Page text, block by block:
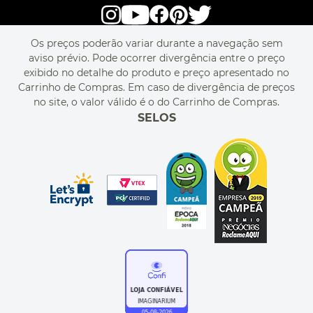
POLÍTICA DE PRIVACIDADE
PERGUNTAS FREQUENTES
MEU CADASTRO
MEU PEDIDO
CUPONS DE DESCONTO
RASTREIE O SEU PEDIDO
MAPA DO SITE
SEJA REVENDEDOR
LIVELO
alô alô IMG
Os preços poderão variar durante a navegação sem
aviso prévio. Pode ocorrer divergência entre o preço
exibido no detalhe do produto e preço apresentado no
Carrinho de Compras. Em caso de divergência de preços
no site, o valor válido é o do Carrinho de Compras.
SELOS